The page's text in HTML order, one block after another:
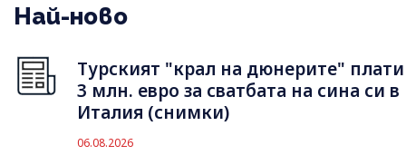
Най-ново
Турският "крал на дюнерите" плати
3 млн. евро за сватбата на сина си в
Италия (снимки)
06.08.2026